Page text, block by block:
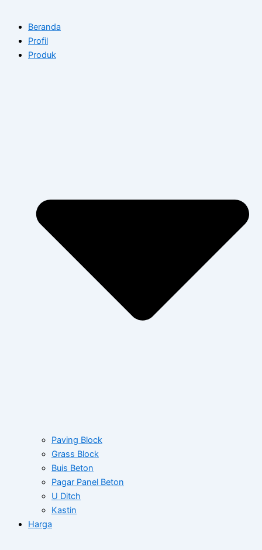
Beranda
Profil
Produk
Paving Block
Grass Block
Buis Beton
Pagar Panel Beton
U Ditch
Kastin
Harga